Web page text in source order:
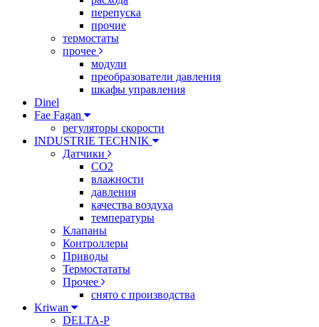
перепуска
прочие
термостаты
прочее
модули
преобразователи давления
шкафы управления
Dinel
Fae Fagan
регуляторы скорости
INDUSTRIE TECHNIK
Датчики
CO2
влажности
давления
качества воздуха
температуры
Клапаны
Контроллеры
Приводы
Термостататы
Прочее
снято с производства
Kriwan
DELTA-P